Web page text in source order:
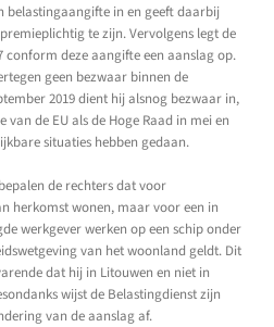
belastingaangifte in en geeft daarbij
te zijn. Vervolgens legt de
conform deze aangifte een aanslag op.
geen bezwaar binnen de
2019 dient hij alsnog bezwaar in,
de EU als de Hoge Raad in mei en
situaties hebben gedaan.
de rechters dat voor
herkomst wonen, maar voor een in
werkgever werken op een schip onder
van het woonland geldt. Dit
dat hij in Litouwen en niet in
wijst de Belastingdienst zijn
van de aanslag af.